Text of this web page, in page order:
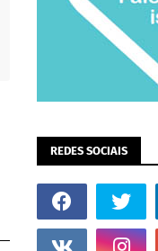
REDES SOCIAIS